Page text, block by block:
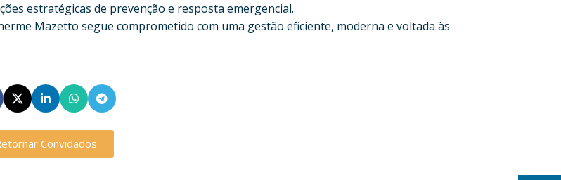
estratégicas de prevenção e resposta emergencial.
Mazetto segue comprometido com uma gestão eficiente, moderna e voltada às
Convidados